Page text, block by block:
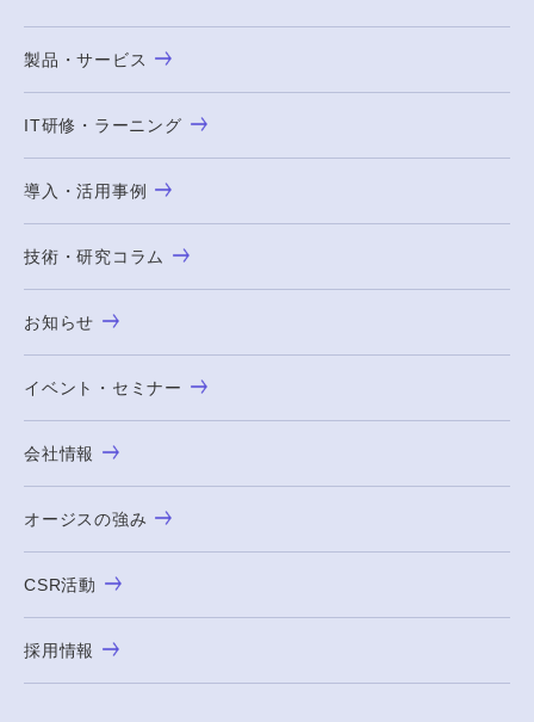
製品・サービス
IT研修・ラーニング
導入・活用事例
技術・研究コラム
お知らせ
イベント・セミナー
会社情報
オージスの強み
CSR活動
採用情報